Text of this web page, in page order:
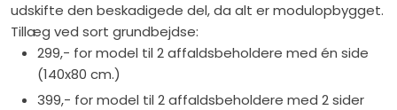
udskifte den beskadigede del, da alt er modulopbygget.
Tillæg ved sort grundbejdse:
299,- for model til 2 affaldsbeholdere med én side
(140x80 cm.)
399,- for model til 2 affaldsbeholdere med 2 sider